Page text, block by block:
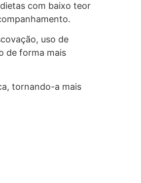
com baixo teor
uso de
de forma mais
tornando-a mais